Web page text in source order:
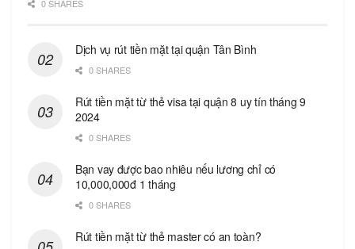
0 SHARES
Dịch vụ rút tiền mặt tại quận Tân Bình
0 SHARES
Rút tiền mặt từ thẻ visa tại quận 8 uy tín tháng 9
2024
0 SHARES
Bạn vay được bao nhiêu nếu lương chỉ có
10,000,000đ 1 tháng
0 SHARES
Rút tiền mặt từ thẻ master có an toàn?